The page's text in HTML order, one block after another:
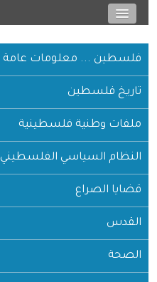
فلسطين ... معلومات عامة
تاريخ فلسطين
ملفات وطنية فلسطينية
النظام السياسي الفلسطيني
قضايا الصراع
القدس
الصحة